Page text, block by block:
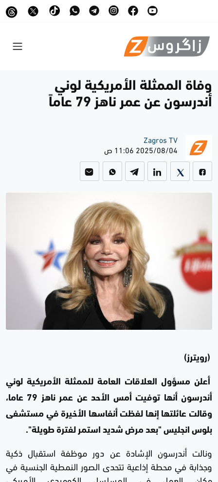
وفاة الممثلة الأمريكية لوني
أندرسون عن عمر ناهز 79 عاماً
Zagros TV
2025/08/04 11:06 ص
(رويترز)
أعلن مسؤول العلاقات العامة للممثلة الأمريكية لوني
أندرسون أنها توفيت أمس الأحد عن عمر ناهز 79 عاما،
وقالت عائلتها إنها لفظت أنفاسها الأخيرة في مستشفى
بلوس انجليس "بعد مرض شديد استمر لفترة طويلة".
ونالت أندرسون الإشادة عن دور موظفة استقبال ذكية
وجذابة في محطة إذاعية تتحدى الصور النمطية الجنسية في